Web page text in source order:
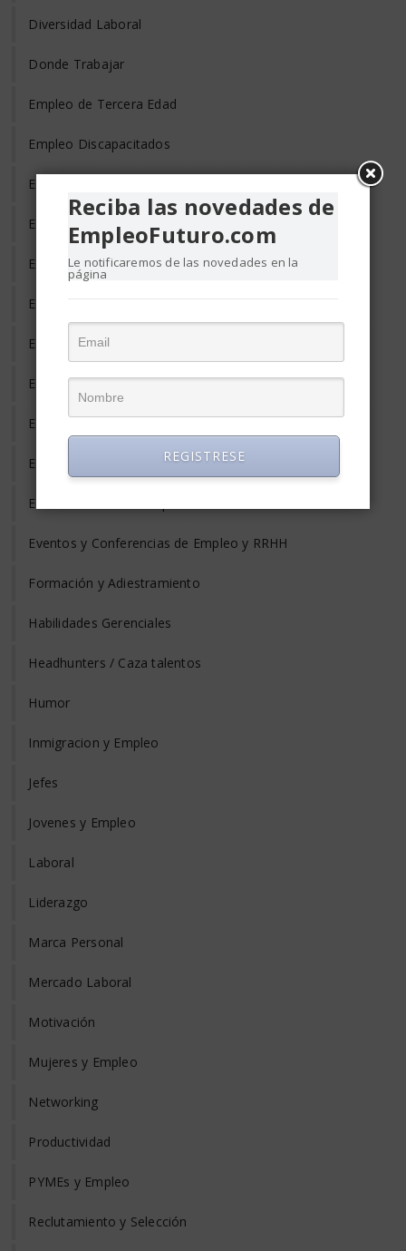
Diversidad Laboral
Donde Trabajar
Empleo de Tercera Edad
Empleo Discapacitados
Empleo en el Mundo
Empleo Freelance
Empleo Informal
Empleo Temporal
Emprendedores
Entrevista de Trabajo
Equilibrio Vida y Trabajo
Estrés Laboral
Evaluación del Desempeño
Eventos y Conferencias de Empleo y RRHH
Formación y Adiestramiento
Habilidades Gerenciales
Headhunters / Caza talentos
Humor
Inmigracion y Empleo
Jefes
Jovenes y Empleo
Laboral
Liderazgo
Marca Personal
Mercado Laboral
Motivación
Mujeres y Empleo
Networking
Productividad
PYMEs y Empleo
Reclutamiento y Selección
Reciba las novedades de
EmpleoFuturo.com
Le notificaremos de las novedades en la
página
REGISTRESE